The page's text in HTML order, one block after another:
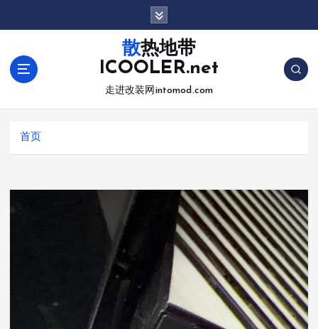
散热地带
ICOOLER.net
走进改装网intomod.com
首页